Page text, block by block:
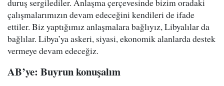
duruş sergilediler. Anlaşma çerçevesinde bizim oradaki
çalışmalarımızın devam edeceğini kendileri de ifade
ettiler. Biz yaptığımız anlaşmalara bağlıyız, Libyalılar da
bağlılar. Libya’ya askeri, siyasi, ekonomik alanlarda destek
vermeye devam edeceğiz.
AB’ye: Buyrun konuşalım